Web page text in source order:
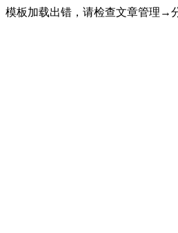
模板加载出错，请检查文章管理